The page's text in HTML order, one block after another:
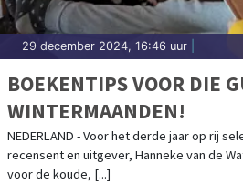
29 december 2024, 16:46 uur
BOEKENTIPS VOOR DIE
WINTERMAANDEN!
NEDERLAND - Voor het derde jaar op rij
recensent en uitgever, Hanneke van de
voor de koude, [...]